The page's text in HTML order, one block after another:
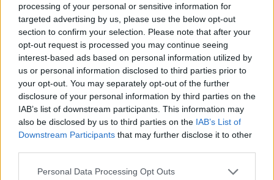
processing of your personal or sensitive information for
targeted advertising by us, please use the below opt-out
section to confirm your selection. Please note that after your
opt-out request is processed you may continue seeing
interest-based ads based on personal information utilized by
us or personal information disclosed to third parties prior to
your opt-out. You may separately opt-out of the further
disclosure of your personal information by third parties on the
IAB’s list of downstream participants. This information may
also be disclosed by us to third parties on the IAB’s List of
Downstream Participants that may further disclose it to other
Personal Data Processing Opt Outs
ΔΗΜΟΦΙΛΗ
Β.Σ. Καρούλιας: Τζίρος 98,7 εκατ. ευρώ και
αύξηση κερδών 57% - Τα νέα στοιχήματα σε low
& non alcohol
06/08/2026 - 11:48 ΕΠΙΧΕΙΡΗΣΕΙΣ
Metlen: Ρεκόρ EBITDA στο α' εξάμηνο, στα 550
εκατ. ευρώ – Καθαρά κέρδη 313 εκατ. ευρώ
06/08/2026 - 09:12 ΕΠΙΧΕΙΡΗΣΕΙΣ